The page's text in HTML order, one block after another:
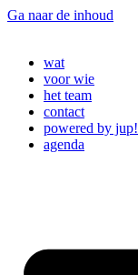
Ga naar de inhoud
wat
voor wie
het team
contact
powered by jup!
agenda